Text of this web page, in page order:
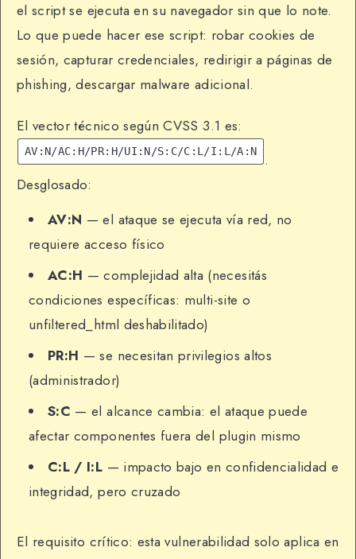
el script se ejecuta en su navegador sin que lo note.
Lo que puede hacer ese script: robar cookies de
sesión, capturar credenciales, redirigir a páginas de
phishing, descargar malware adicional.
El vector técnico según CVSS 3.1 es:
AV:N/AC:H/PR:H/UI:N/S:C/C:L/I:L/A:N
.
Desglosado:
AV:N — el ataque se ejecuta vía red, no
requiere acceso físico
AC:H — complejidad alta (necesitás
condiciones específicas: multi-site o
unfiltered_html deshabilitado)
PR:H — se necesitan privilegios altos
(administrador)
S:C — el alcance cambia: el ataque puede
afectar componentes fuera del plugin mismo
C:L / I:L — impacto bajo en confidencialidad e
integridad, pero cruzado
El requisito crítico: esta vulnerabilidad solo aplica en